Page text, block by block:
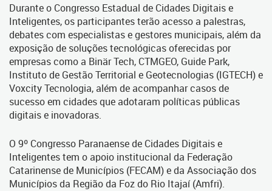
Durante o Congresso Estadual de Cidades Digitais e
Inteligentes, os participantes terão acesso a palestras,
debates com especialistas e gestores municipais, além da
exposição de soluções tecnológicas oferecidas por
empresas como a Binär Tech, CTMGEO, Guide Park,
Instituto de Gestão Territorial e Geotecnologias (IGTECH) e
Voxcity Tecnologia, além de acompanhar casos de
sucesso em cidades que adotaram políticas públicas
digitais e inovadoras.
O 9º Congresso Paranaense de Cidades Digitais e
Inteligentes tem o apoio institucional da Federação
Catarinense de Municípios (FECAM) e da Associação dos
Municípios da Região da Foz do Rio Itajaí (Amfri).